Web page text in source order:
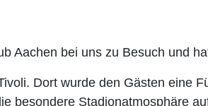
Aachen bei uns zu Besuch und
Dort wurde den Gästen eine
besondere Stadionatmosphäre